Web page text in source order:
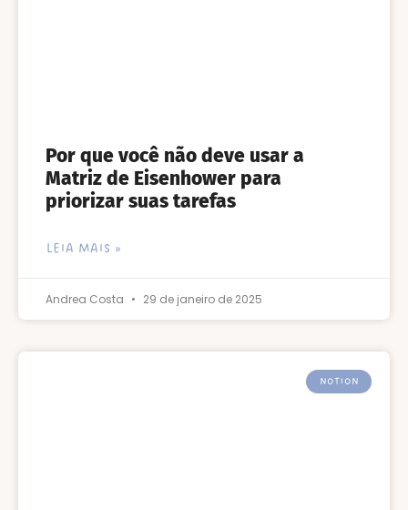
Por que você não deve usar a
Matriz de Eisenhower para
priorizar suas tarefas
LEIA MAIS »
Andrea Costa 29 de janeiro de 2025
NOTION